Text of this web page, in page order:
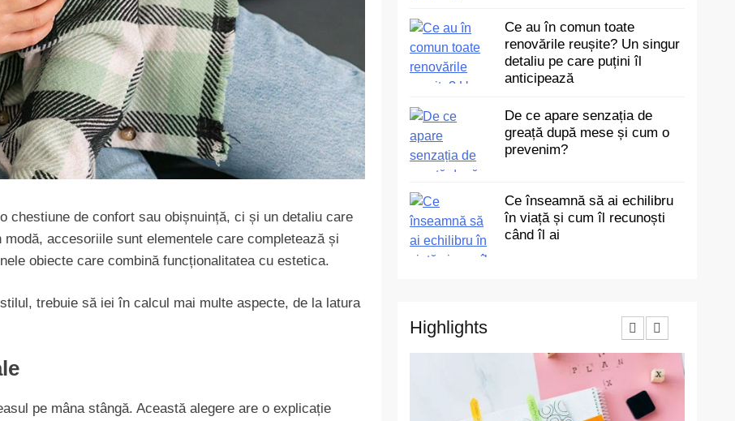
chestiune de confort sau obișnuință, ci și un detaliu care
accesoriile sunt elementele care completează și
obiecte care combină funcționalitatea cu estetica.
trebuie să iei în calcul mai multe aspecte, de la latura
pe mâna stângă. Această alegere are o explicație
Ce au în comun toate
renovările reușite? Un singur
detaliu pe care puțini îl
anticipează
De ce apare senzația de
greață după mese și cum o
prevenim?
Ce înseamnă să ai echilibru
în viață și cum îl recunoști
când îl ai
Highlights
3
Ce au în comun toate
renovările reușite? Un
singur detaliu pe care
puțini îl anticipează
ACTUALITATE